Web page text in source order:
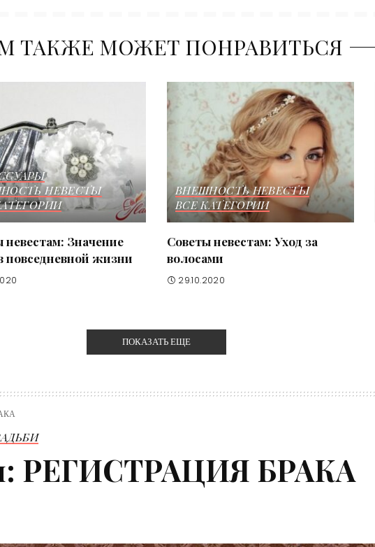
ТАКЖЕ МОЖЕТ ПОНРАВИТЬСЯ
НЕВЕСТЫ
невестам: Значение
повседневной жизни
ВНЕШНОСТЬ НЕВЕСТЫ
ВСЕ КАТЕГОРИИ
Советы невестам: Уход за
волосами
29.10.2020
ПОКАЗАТЬ ЕЩЕ
РЕГИСТРАЦИЯ БРАКА